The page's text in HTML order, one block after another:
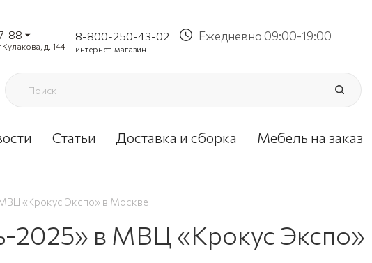
88
д. 144
8-800-250-43-02
интернет-магазин
Ежедневно 09:00-19:00
Статьи Доставка и сборка Мебель на заказ
«Крокус Экспо» в Москве
2025» в МВЦ «Крокус Экспо»